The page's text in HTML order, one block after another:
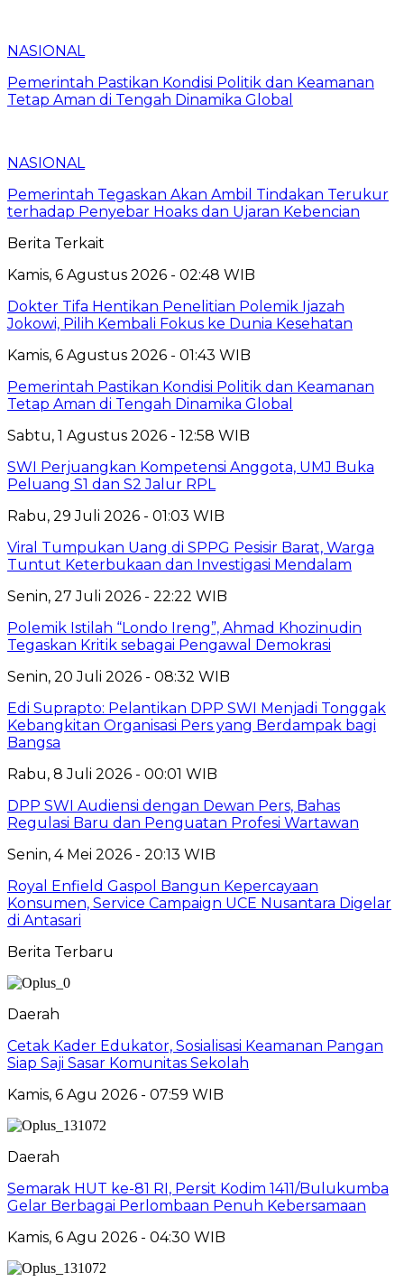
NASIONAL
Pemerintah Pastikan Kondisi Politik dan Keamanan
Tetap Aman di Tengah Dinamika Global
NASIONAL
Pemerintah Tegaskan Akan Ambil Tindakan Terukur
terhadap Penyebar Hoaks dan Ujaran Kebencian
Berita Terkait
Kamis, 6 Agustus 2026 - 02:48 WIB
Dokter Tifa Hentikan Penelitian Polemik Ijazah
Jokowi, Pilih Kembali Fokus ke Dunia Kesehatan
Kamis, 6 Agustus 2026 - 01:43 WIB
Pemerintah Pastikan Kondisi Politik dan Keamanan
Tetap Aman di Tengah Dinamika Global
Sabtu, 1 Agustus 2026 - 12:58 WIB
SWI Perjuangkan Kompetensi Anggota, UMJ Buka
Peluang S1 dan S2 Jalur RPL
Rabu, 29 Juli 2026 - 01:03 WIB
Viral Tumpukan Uang di SPPG Pesisir Barat, Warga
Tuntut Keterbukaan dan Investigasi Mendalam
Senin, 27 Juli 2026 - 22:22 WIB
Polemik Istilah “Londo Ireng”, Ahmad Khozinudin
Tegaskan Kritik sebagai Pengawal Demokrasi
Senin, 20 Juli 2026 - 08:32 WIB
Edi Suprapto: Pelantikan DPP SWI Menjadi Tonggak
Kebangkitan Organisasi Pers yang Berdampak bagi
Bangsa
Rabu, 8 Juli 2026 - 00:01 WIB
DPP SWI Audiensi dengan Dewan Pers, Bahas
Regulasi Baru dan Penguatan Profesi Wartawan
Senin, 4 Mei 2026 - 20:13 WIB
Royal Enfield Gaspol Bangun Kepercayaan
Konsumen, Service Campaign UCE Nusantara Digelar
di Antasari
Berita Terbaru
Daerah
Cetak Kader Edukator, Sosialisasi Keamanan Pangan
Siap Saji Sasar Komunitas Sekolah
Kamis, 6 Agu 2026 - 07:59 WIB
Daerah
Semarak HUT ke-81 RI, Persit Kodim 1411/Bulukumba
Gelar Berbagai Perlombaan Penuh Kebersamaan
Kamis, 6 Agu 2026 - 04:30 WIB